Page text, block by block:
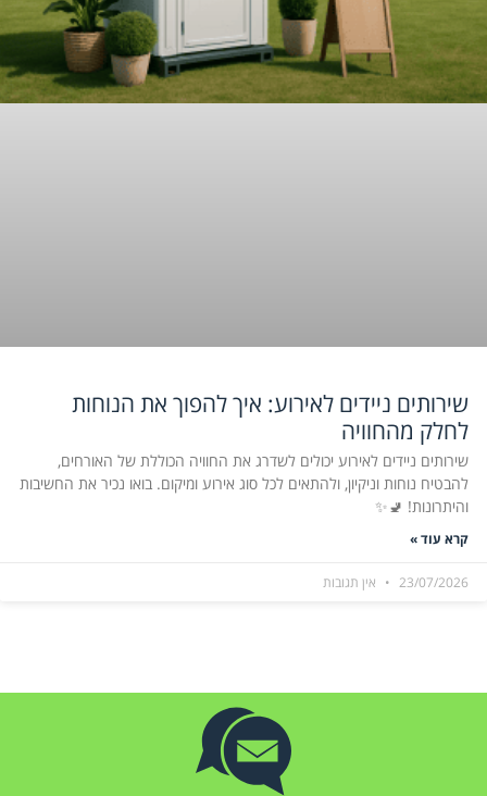
שירותים ניידים לאירוע: איך להפוך את הנוחות
לחלק מהחוויה
שירותים ניידים לאירוע יכולים לשדרג את החוויה הכוללת של האורחים,
להבטיח נוחות וניקיון, ולהתאים לכל סוג אירוע ומיקום. בואו נכיר את החשיבות
והיתרונות! 🚽✨
קרא עוד »
23/07/2026 אין תגובות